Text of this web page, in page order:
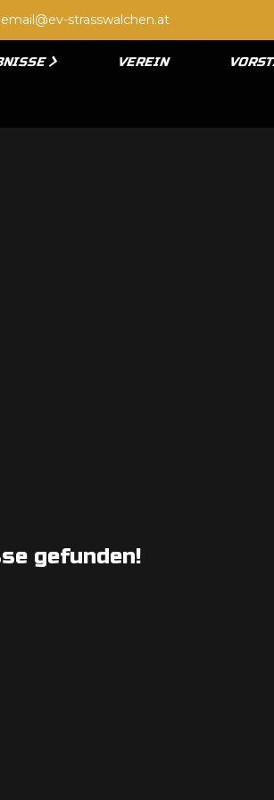
email@ev-strasswalchen.at
VEREIN
gefunden!